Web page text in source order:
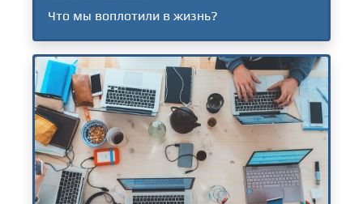
Что мы воплотили в жизнь?